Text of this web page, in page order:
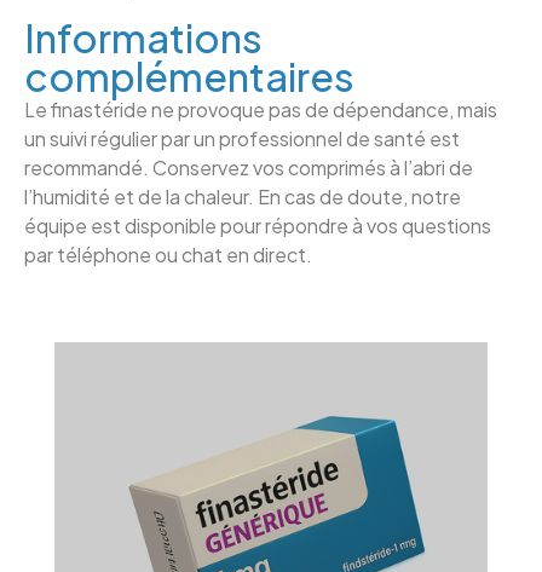
Informations
complémentaires
Le finastéride ne provoque pas de dépendance, mais
un suivi régulier par un professionnel de santé est
recommandé. Conservez vos comprimés à l’abri de
l’humidité et de la chaleur. En cas de doute, notre
équipe est disponible pour répondre à vos questions
par téléphone ou chat en direct.